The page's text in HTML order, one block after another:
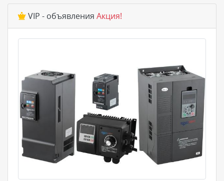
VIP - объявления Акция!